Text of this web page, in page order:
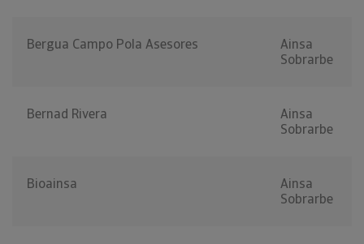
Bergua Campo Pola Asesores
Ainsa
Sobrarbe
Bernad Rivera
Ainsa
Sobrarbe
Bioainsa
Ainsa
Sobrarbe